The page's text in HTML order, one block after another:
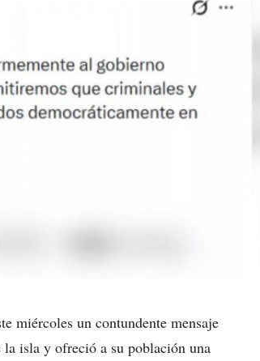
miércoles un contundente mensaje
isla y ofreció a su población una